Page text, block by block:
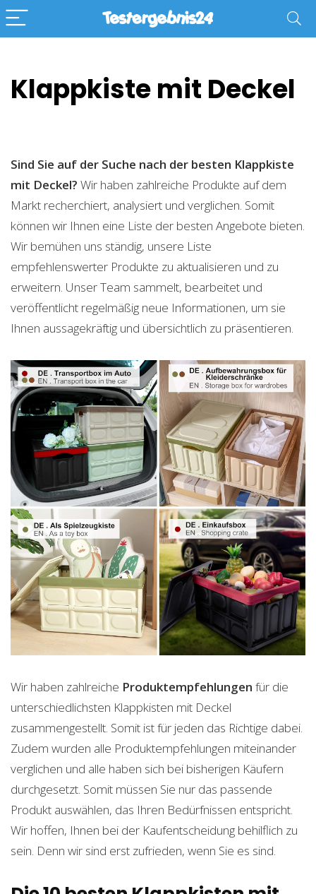
Klappkiste mit Deckel
Sind Sie auf der Suche nach der besten Klappkiste
mit Deckel? Wir haben zahlreiche Produkte auf dem
Markt recherchiert, analysiert und verglichen. Somit
können wir Ihnen eine Liste der besten Angebote bieten.
Wir bemühen uns ständig, unsere Liste
empfehlenswerter Produkte zu aktualisieren und zu
erweitern. Unser Team sammelt, bearbeitet und
veröffentlicht regelmäßig neue Informationen, um sie
Ihnen aussagekräftig und übersichtlich zu präsentieren.
Wir haben zahlreiche Produktempfehlungen für die
unterschiedlichsten Klappkisten mit Deckel
zusammengestellt. Somit ist für jeden das Richtige dabei.
Zudem wurden alle Produktempfehlungen miteinander
verglichen und alle haben sich bei bisherigen Käufern
durchgesetzt. Somit müssen Sie nur das passende
Produkt auswählen, das Ihren Bedürfnissen entspricht.
Wir hoffen, Ihnen bei der Kaufentscheidung behilflich zu
sein. Denn wir sind erst zufrieden, wenn Sie es sind.